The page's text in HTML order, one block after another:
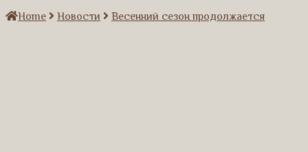
Home
Новости Весенний сезон продолжается